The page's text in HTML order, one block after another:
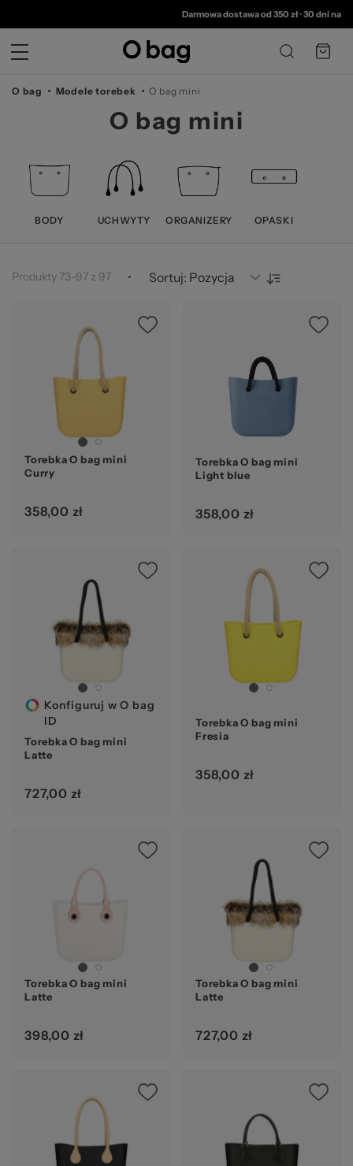
©
O
Darmowa dostawa od 350 zł• 30 dni na zwrot
O bag Modele torebek O bag mini
O bag mini
BODY UCHWYTY ORGANIZERY OPASKI
Produkty73-97 z 97 Sortuj:
Torebka O bag mini
Curry
358,00 zł
Torebka O bag mini
Light blue
358,00 zł
Konfiguruj w O bag
ID
Torebka O bag mini
Latte
727,00 zł
Torebka O bag mini
Fresia
358,00 zł
Torebka O bag mini
Latte
398,00 zł
Torebka O bag mini
Latte
727,00 zł